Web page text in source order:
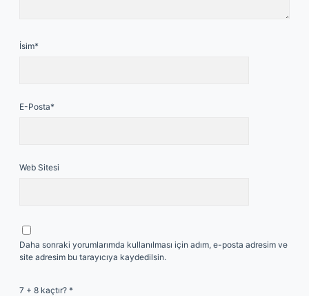
İsim*
E-Posta*
Web Sitesi
Daha sonraki yorumlarımda kullanılması için adım, e-posta adresim ve
site adresim bu tarayıcıya kaydedilsin.
7 + 8 kaçtır? *